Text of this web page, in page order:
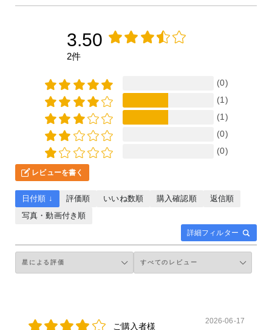
3.50
2件
(0)
(1)
(1)
(0)
(0)
レビューを書く
詳細フィルター
日付順 ↓ 評価順 いいね数順 購入確認順
返信順
写真・動画付き順
ご購入者様
2026-06-17